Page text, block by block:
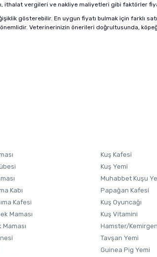
ithalat vergileri ve nakliye maliyetleri gibi faktörler
gösterebilir. En uygun fiyatı bulmak için farklı
Veterinerinizin önerileri doğrultusunda,
Kabı
Kafesi
Maması
Maması
Kuş Kafesi
Kuş Yemi
Muhabbet Kuşu
Papağan Kafesi
Kuş Oyuncağı
Kuş Vitamini
Hamster/
Tavşan Yemi
Guinea Pig Yemi